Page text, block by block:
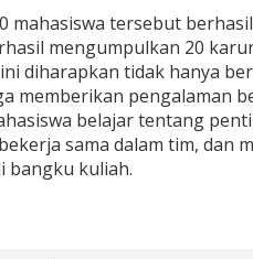
mahasiswa tersebut
mengumpulkan 20
diharapkan tidak hanya
memberikan pengalaman
belajar tentang
sama dalam tim, dan
bangku kuliah.
Siap
Mas Dar
Kepala Badan
July 23, 2026
Ini